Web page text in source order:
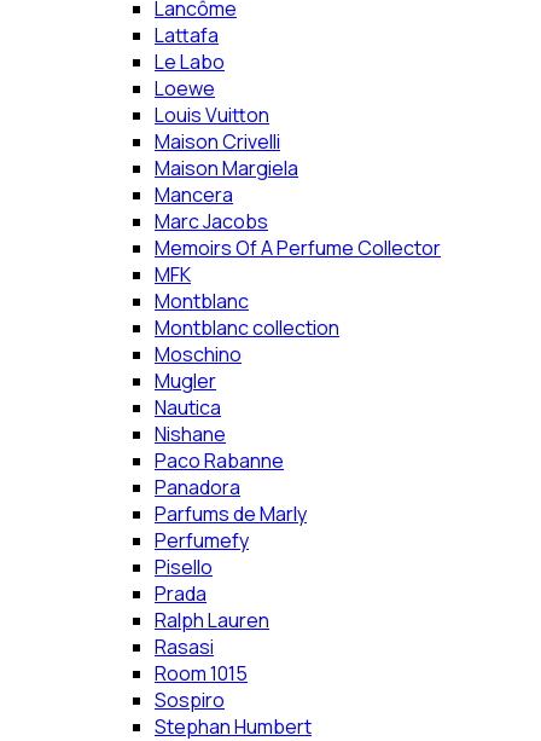
Lancôme
Lattafa
Le Labo
Loewe
Louis Vuitton
Maison Crivelli
Maison Margiela
Mancera
Marc Jacobs
Memoirs Of A Perfume Collector
MFK
Montblanc
Montblanc collection
Moschino
Mugler
Nautica
Nishane
Paco Rabanne
Panadora
Parfums de Marly
Perfumefy
Pisello
Prada
Ralph Lauren
Rasasi
Room 1015
Sospiro
Stephan Humbert